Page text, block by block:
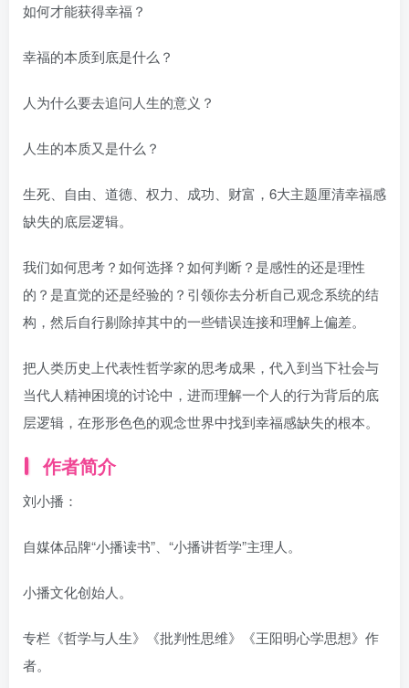
如何才能获得幸福？
幸福的本质到底是什么？
人为什么要去追问人生的意义？
人生的本质又是什么？
生死、自由、道德、权力、成功、财富，6大主题厘清幸福感
缺失的底层逻辑。
我们如何思考？如何选择？如何判断？是感性的还是理性
的？是直觉的还是经验的？引领你去分析自己观念系统的结
构，然后自行剔除掉其中的一些错误连接和理解上偏差。
把人类历史上代表性哲学家的思考成果，代入到当下社会与
当代人精神困境的讨论中，进而理解一个人的行为背后的底
层逻辑，在形形色色的观念世界中找到幸福感缺失的根本。
作者简介
刘小播：
自媒体品牌“小播读书”、“小播讲哲学”主理人。
小播文化创始人。
专栏《哲学与人生》《批判性思维》《王阳明心学思想》作
者。